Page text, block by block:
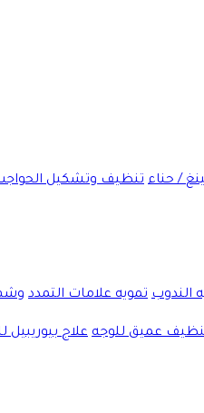
/ حناء تنظيف وتشكيل
الندوب تمويه علامات التمدد
عميق للوجه علاج بيوريبيل